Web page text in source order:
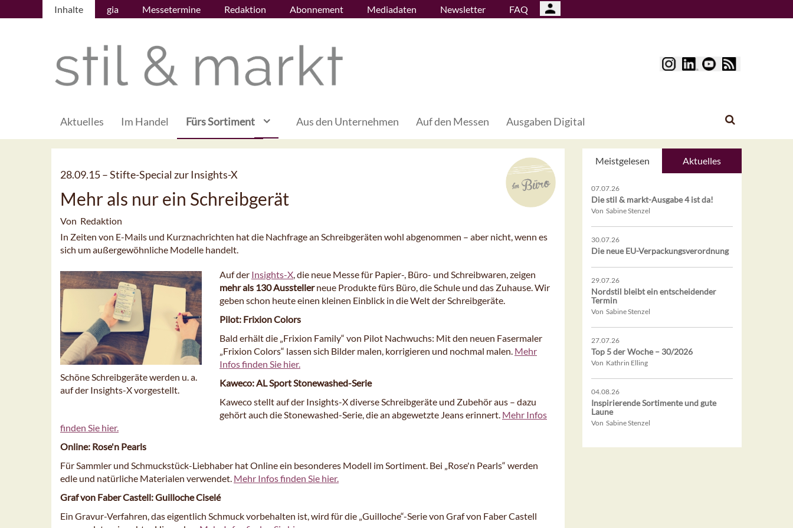
Inhalte gia Messetermine Redaktion Abonnement Mediadaten Newsletter FAQ
Aktuelles Im Handel Fürs Sortiment Aus den Unternehmen Auf den Messen Ausgaben Digital
28.09.15 –Stifte-Special zur Insights-X
Mehr als nur ein Schreibgerät
Von Redaktion
In Zeiten von E-Mails und Kurznachrichten hat die Nachfrage an Schreibgeräten wohl abgenommen – aber nicht, wenn es
sich um außergewöhnliche Modelle handelt.
Schöne Schreibgeräte werden u. a.
auf der Insights-X vorgestellt.
Auf der Insights-X, die neue Messe für Papier-, Büro- und Schreibwaren, zeigen
mehr als 130 Ausstellerneue Produkte fürs Büro, die Schule und das Zuhause. Wir
geben schon heute einen kleinen Einblick in die Welt der Schreibgeräte.
Pilot: Frixion Colors
Bald erhält die „Frixion Family“ von Pilot Nachwuchs: Mit den neuen Fasermaler
„Frixion Colors“ lassen sich Bilder malen, korrigieren und nochmal malen. Mehr
Infos finden Sie hier.
Kaweco: AL Sport Stonewashed-Serie
Kaweco stellt auf der Insights-X diverse Schreibgeräte und Zubehör aus – dazu
gehört auch die Stonewashed-Serie, die an abgewetzte Jeans erinnert. Mehr Infos
finden Sie hier.
Online: Rose'n Pearls
Für Sammler und Schmuckstück-Liebhaber hat Online ein besonderes Modell im Sortiment. Bei „Rose'n Pearls“ werden
edle und natürliche Materialen verwendet. Mehr Infos finden Sie hier.
Graf von Faber Castell: Guilloche Ciselé
Ein Gravur-Verfahren, das eigentlich Schmuck vorbehalten ist, wird für die „Guilloche“-Serie von Graf von Faber Castell
Meistgelesen Aktuelles
07.07.26
Die stil & markt-Ausgabe 4 ist da!
Von Sabine Stenzel
30.07.26
Die neue EU-Verpackungsverordnung
29.07.26
Nordstil bleibt ein entscheidender
Termin
Von Sabine Stenzel
27.07.26
Top 5 der Woche – 30/2026
Von Kathrin Elling
04.08.26
Inspirierende Sortimente und gute
Laune
Von Sabine Stenzel